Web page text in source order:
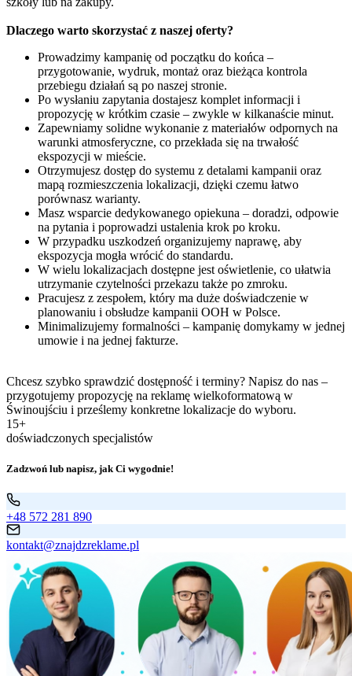
Dlaczego warto skorzystać z naszej oferty?
Prowadzimy kampanię od początku do końca –
przygotowanie, wydruk, montaż oraz bieżąca kontrola
przebiegu działań są po naszej stronie.
Po wysłaniu zapytania dostajesz komplet informacji i
propozycję w krótkim czasie – zwykle w kilkanaście minut.
Zapewniamy solidne wykonanie z materiałów odpornych na
warunki atmosferyczne, co przekłada się na trwałość
ekspozycji w mieście.
Otrzymujesz dostęp do systemu z detalami kampanii oraz
mapą rozmieszczenia lokalizacji, dzięki czemu łatwo
porównasz warianty.
Masz wsparcie dedykowanego opiekuna – doradzi, odpowie
na pytania i poprowadzi ustalenia krok po kroku.
W przypadku uszkodzeń organizujemy naprawę, aby
ekspozycja mogła wrócić do standardu.
W wielu lokalizacjach dostępne jest oświetlenie, co ułatwia
utrzymanie czytelności przekazu także po zmroku.
Pracujesz z zespołem, który ma duże doświadczenie w
planowaniu i obsłudze kampanii OOH w Polsce.
Minimalizujemy formalności – kampanię domykamy w jednej
umowie i na jednej fakturze.
Chcesz szybko sprawdzić dostępność i terminy? Napisz do nas –
przygotujemy propozycję na reklamę wielkoformatową w
Świnoujściu i prześlemy konkretne lokalizacje do wyboru.
15+
doświadczonych specjalistów
Zadzwoń lub napisz, jak Ci wygodnie!
+48 572 281 890
kontakt@znajdzreklame.pl